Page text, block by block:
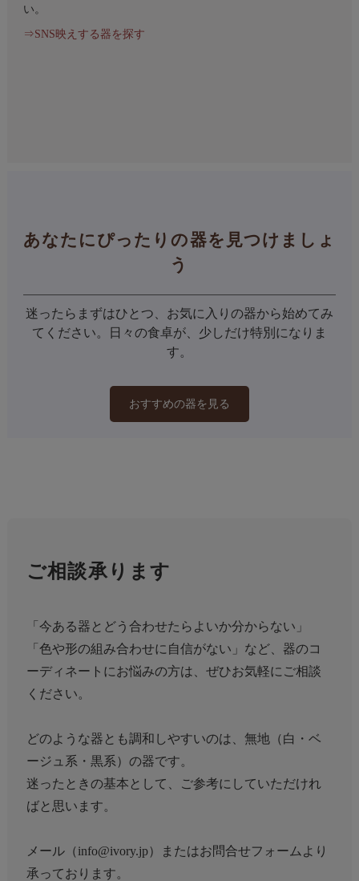
い。
⇒SNS映えする器を探す
あなたにぴったりの器を見つけましょ
う
迷ったらまずはひとつ、お気に入りの器から始めてみ
てください。日々の食卓が、少しだけ特別になりま
す。
おすすめの器を見る
ご相談承ります
「今ある器とどう合わせたらよいか分からない」
「色や形の組み合わせに自信がない」など、器のコ
ーディネートにお悩みの方は、ぜひお気軽にご相談
ください。
どのような器とも調和しやすいのは、無地（白・ベ
ージュ系・黒系）の器です。
迷ったときの基本として、ご参考にしていただけれ
ばと思います。
メール（info@ivory.jp）またはお問合せフォーム より
承っております。